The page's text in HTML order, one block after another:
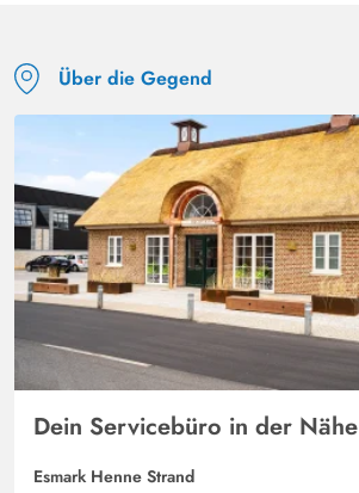
Über die Gegend
Dein Servicebüro in der Nähe
Esmark Henne Strand